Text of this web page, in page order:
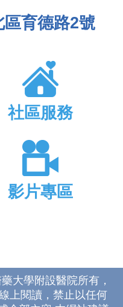
育德路2號
社區服務
影片專區
大學附設醫院所有，
上閱讀，禁止以任何